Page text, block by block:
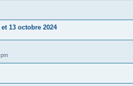
13 octobre 2024